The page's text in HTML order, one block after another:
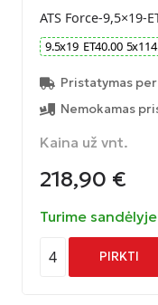
ATS Force-9,5×19-
9.5x19 ET40.00 5x
Pristatymas
Nemokamas
Kaina už vnt.
218,90 €
Turime sandėlyje
4 PIRKTI